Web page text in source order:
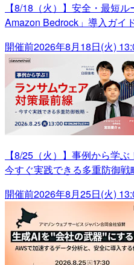
【8/18（火）】安全・最短
Amazon Bedrock」導入ガイ
開催前2026年8月18日(火)
【8/25（火）】事例から学
今すぐ実践できる多重防御戦
開催前2026年8月25日(火)